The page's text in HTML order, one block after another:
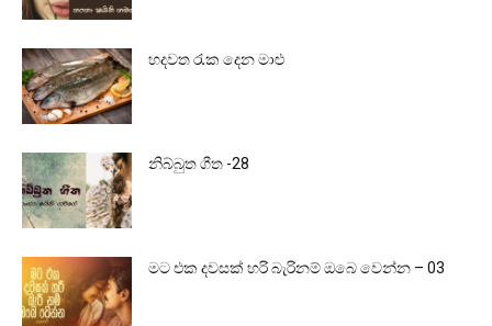
හදවත රැක දෙන මාළු
නිබ්බුත ගීත -28
මට එක දවසක් හරි බැරිනම් ඔබෙ වෙන්න – 03